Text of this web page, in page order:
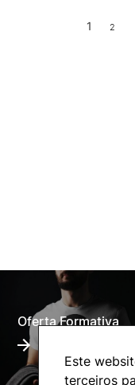
Este
terceiros
1 2
Oferta Formativa